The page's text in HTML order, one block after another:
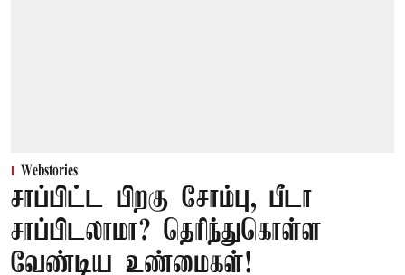
Webstories
சாப்பிட்ட பிறகு சோம்பு, பீடா
சாப்பிடலாமா? தெரிந்துகொள்ள
வேண்டிய உண்மைகள்!